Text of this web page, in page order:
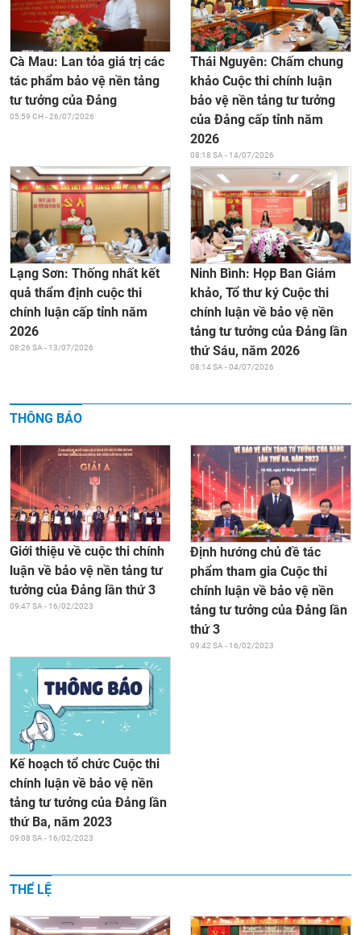
Cà Mau: Lan tỏa giá trị các
tác phẩm bảo vệ nền tảng
tư tưởng của Đảng
05:59 CH - 26/07/2026
Thái Nguyên: Chấm chung
khảo Cuộc thi chính luận
bảo vệ nền tảng tư tưởng
của Đảng cấp tỉnh năm
2026
08:18 SA - 14/07/2026
Lạng Sơn: Thống nhất kết
quả thẩm định cuộc thi
chính luận cấp tỉnh năm
2026
08:26 SA - 13/07/2026
Ninh Bình: Họp Ban Giám
khảo, Tổ thư ký Cuộc thi
chính luận về bảo vệ nền
tảng tư tưởng của Đảng lần
thứ Sáu, năm 2026
08:14 SA - 04/07/2026
THÔNG BÁO
Giới thiệu về cuộc thi chính
luận về bảo vệ nền tảng tư
tưởng của Đảng lần thứ 3
09:47 SA - 16/02/2023
Định hướng chủ đề tác
phẩm tham gia Cuộc thi
chính luận về bảo vệ nền
tảng tư tưởng của Đảng lần
thứ 3
09:42 SA - 16/02/2023
Kế hoạch tổ chức Cuộc thi
chính luận về bảo vệ nền
tảng tư tưởng của Đảng lần
thứ Ba, năm 2023
09:08 SA - 16/02/2023
THỂ LỆ